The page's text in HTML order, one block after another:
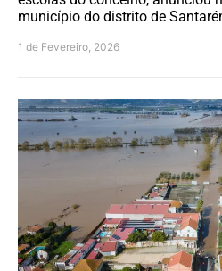
município do distrito de
1 de Fevereiro, 2026